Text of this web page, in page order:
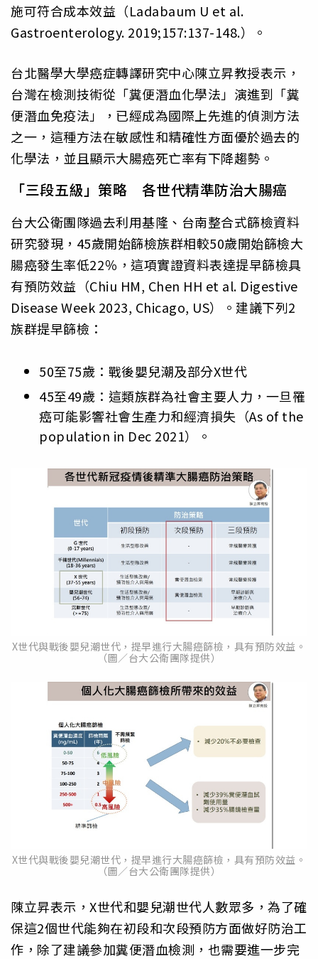
施可符合成本效益（Ladabaum U et al.
Gastroenterology. 2019;157:137-148.）。
台北醫學大學癌症轉譯研究中心陳立昇教授表示，
台灣在檢測技術從「糞便潛血化學法」演進到「糞
便潛血免疫法」，已經成為國際上先進的偵測方法
之一，這種方法在敏感性和精確性方面優於過去的
化學法，並且顯示大腸癌死亡率有下降趨勢。
「三段五級」策略 各世代精準防治大腸癌
台大公衛團隊過去利用基隆、台南整合式篩檢資料
研究發現，45歲開始篩檢族群相較50歲開始篩檢大
腸癌發生率低22％，這項實證資料表達提早篩檢具
有預防效益（Chiu HM, Chen HH et al. Digestive
Disease Week 2023, Chicago, US）。建議下列2
族群提早篩檢：
50至75歲：戰後嬰兒潮及部分X世代
45至49歲：這類族群為社會主要人力，一旦罹
癌可能影響社會生產力和經濟損失（As of the
population in Dec 2021）。
X世代與戰後嬰兒潮世代，提早進行大腸癌篩檢，具有預防效益。
（圖／台大公衛團隊提供）
X世代與戰後嬰兒潮世代，提早進行大腸癌篩檢，具有預防效益。
（圖／台大公衛團隊提供）
陳立昇表示，X世代和嬰兒潮世代人數眾多，為了確
保這2個世代能夠在初段和次段預防方面做好防治工
作，除了建議參加糞便潛血檢測，也需要進一步完